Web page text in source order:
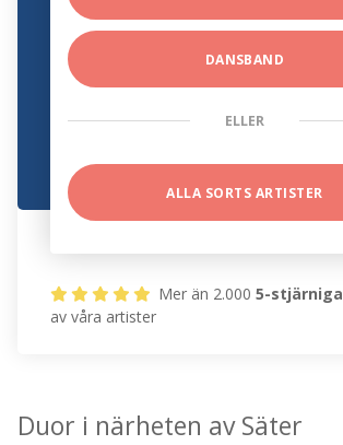
DANSBAND
ELLER
ALLA SORTS ARTISTER
Mer än 2.0005-stjärniga
av våra artister
Duor i närheten av Säter